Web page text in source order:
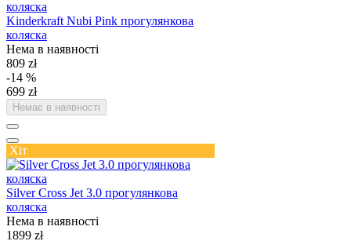
Kinderkraft Nubi Pink прогулянкова
коляска
Нема в наявності
809 zł
-14 %
699 zł
Немає в наявності
Хіт
Silver Cross Jet 3.0 прогулянкова
коляска
Нема в наявності
1899 zł